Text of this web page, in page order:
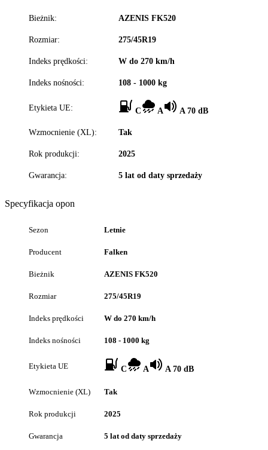
Bieżnik: AZENIS FK520
Rozmiar: 275/45R19
Indeks prędkości: W do 270 km/h
Indeks nośności: 108 - 1000 kg
Etykieta UE: C A A 70 dB
Wzmocnienie (XL): Tak
Rok produkcji: 2025
Gwarancja: 5 lat od daty sprzedaży
Specyfikacja opon
Sezon Letnie
Producent Falken
Bieżnik AZENIS FK520
Rozmiar 275/45R19
Indeks prędkości W do 270 km/h
Indeks nośności 108 - 1000 kg
Etykieta UE C A A 70 dB
Wzmocnienie (XL) Tak
Rok produkcji 2025
Gwarancja 5 lat od daty sprzedaży